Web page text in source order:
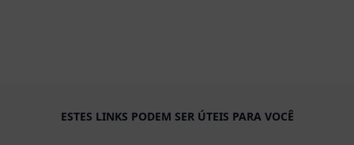
ESTES LINKS PODEM SER ÚTEIS PARA VOCÊ